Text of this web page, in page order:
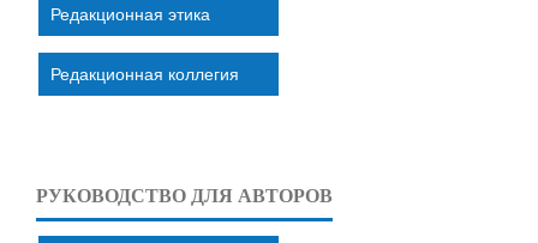
Редакционная этика
Редакционная коллегия
РУКОВОДСТВО ДЛЯ АВТОРОВ